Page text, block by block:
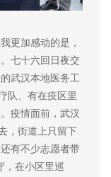
更加感动的是，
七十六回日夜交
武汉本地医务工
队、有在疫区里
疫情面前，武汉
，街道上只留下
有不少志愿者带
，在小区里巡